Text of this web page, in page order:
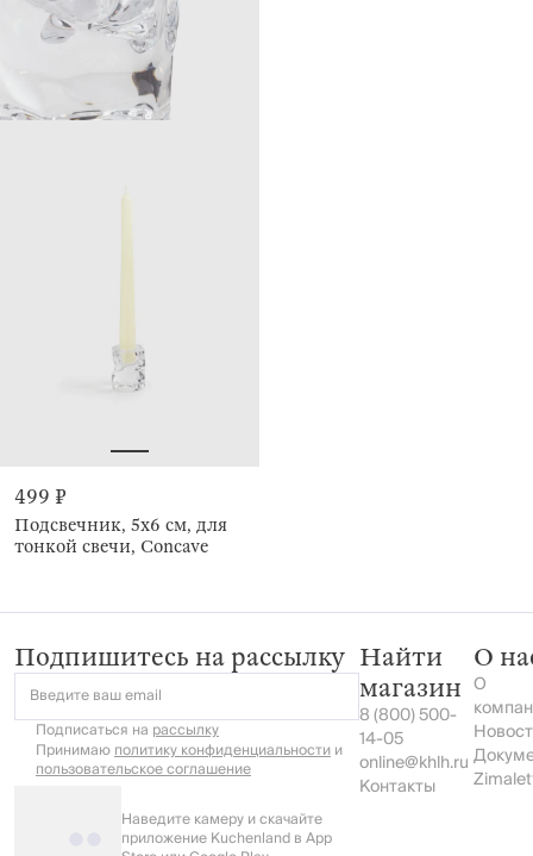
499 ₽
Подсвечник, 5x6 см, для
тонкой свечи, Concave
Подпишитесь на рассылку
Введите ваш email
Подписаться на рассылку
Принимаюполитику конфиденциальностии
пользовательское соглашение
Наведите камеру и скачайте
приложение Kuchenland в App
Найти
магазин
8 (800) 500-
14-05
online@khlh.ru
Контакты
О
О